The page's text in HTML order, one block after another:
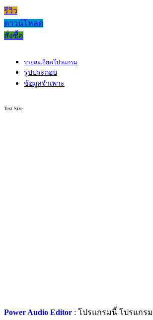
รีวิว
ดาวน์โหลด
สั่งซื้อ
รายละเอียดโปรแกรม
รูปประกอบ
ข้อมูลจำเพาะ
Text Size
Power Audio Editor : โปรแกรมนี้ โปรแกร